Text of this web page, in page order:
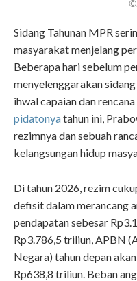
Sidang Tahunan MPR
masyarakat menjelang
Beberapa hari sebelum
menyelenggarakan
ihwal capaian dan
pidatonyatahun ini,
rezimnya dan sebuah
kelangsungan hidup
Di tahun 2026, rezim
defisit dalam merancang
pendapatan sebesar
Rp3.786,5 triliun, APBN
Negara) tahun depan
Rp638,8 triliun. Beban